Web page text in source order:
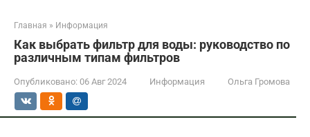
Главная » Информация
Как выбрать фильтр для воды: руководство по
различным типам фильтров
Опубликовано: 06 Авг 2024 Информация Ольга Громова